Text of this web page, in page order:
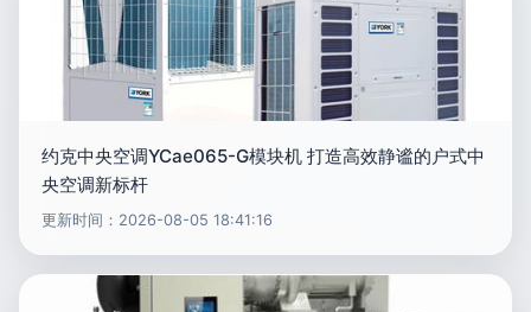
约克中央空调YCae065-G模块机 打造高效静谧的户式中
央空调新标杆
更新时间：2026-08-05 18:41:16